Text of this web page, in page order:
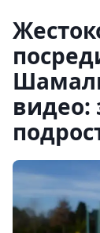
видео: